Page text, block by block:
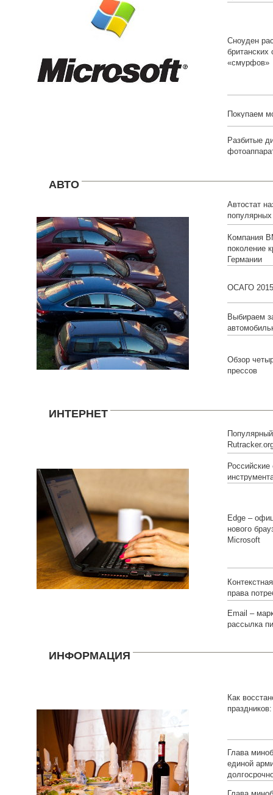
Сноуден
«смурфов»
Покупаем
Разбитые
АВТО
Автостат
белорусов
Компания
поколение
Германии
ОСАГО 2015
Выбираем
Обзор
прессов
ИНТЕРНЕТ
Популярный
Edge –
нового
Microsoft
права
Email –
рассылка
ИНФОРМАЦИЯ
Как
Глава
единой